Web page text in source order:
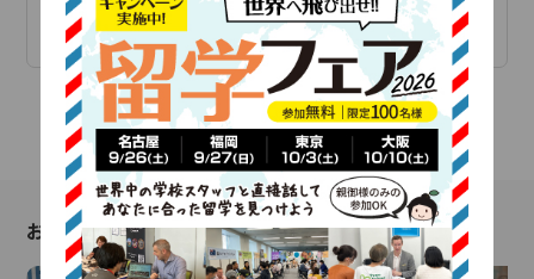
検索
おすすめ語学学校